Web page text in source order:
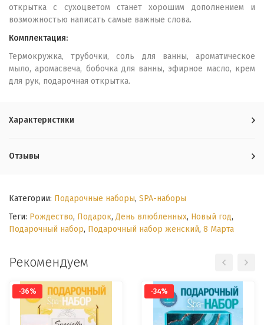
открытка с сухоцветом станет хорошим дополнением и
возможностью написать самые важные слова.
Комплектация:
Термокружка, трубочки, соль для ванны, ароматическое
мыло, аромасвеча, бобочка для ванны, эфирное масло, крем
для рук, подарочная открытка.
Характеристики
Отзывы
Категории: Подарочные наборы, SPA-наборы
Теги: Рождество, Подарок, День влюбленных, Новый год,
Подарочный набор, Подарочный набор женский, 8 Марта
Рекомендуем
-36% -34%